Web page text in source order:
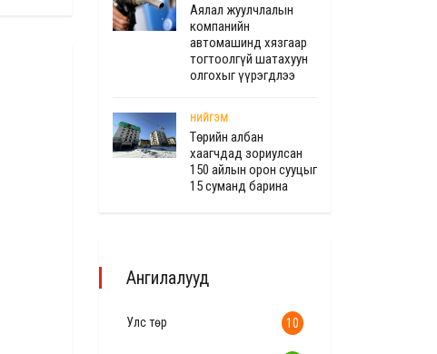
Аялал жуулчлалын
компанийн
автомашинд хязгаар
тогтоолгүй шатахуун
олгохыг үүрэгдлээ
НИЙГЭМ
Төрийн албан
хаагчдад зориулсан
150 айлын орон сууцыг
15 суманд барина
Ангилалууд
Улс төр 10